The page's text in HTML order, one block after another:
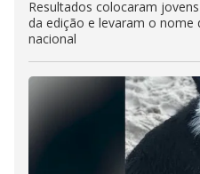
Resultados colocaram
da edição e levaram o
nacional